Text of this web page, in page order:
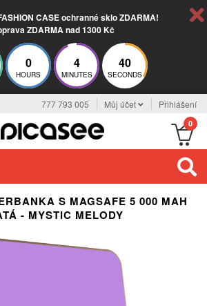
CASE ochranné sklo ZDARMA!
ZDARMA nad 1300 Kč
0
HOURS
4
MINUTES
39
SECONDS
777 793 005 Můj účet Přihlášení
0
S MAGSAFE 5 000 MAH
- MYSTIC MELODY